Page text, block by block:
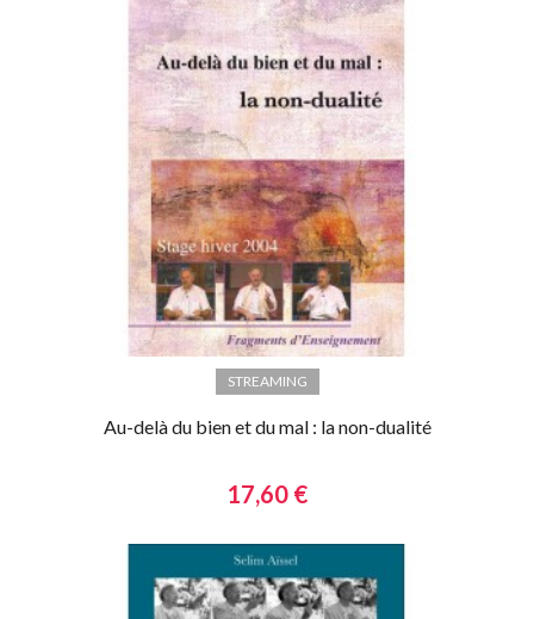
STREAMING
Au-delà du bien et du mal : la non-dualité
17,60 €